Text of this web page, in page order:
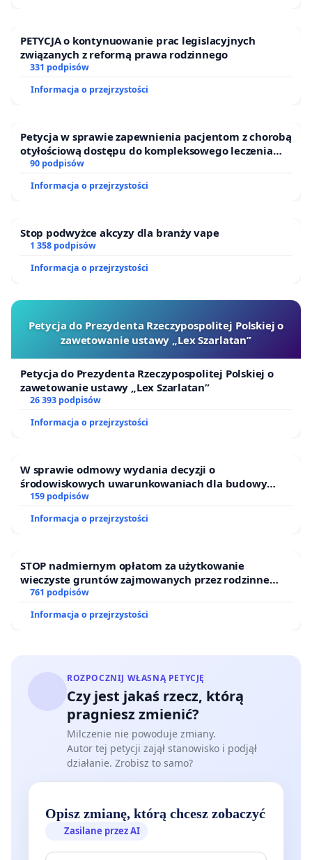
PETYCJA o kontynuowanie prac legislacyjnych
związanych z reformą prawa rodzinnego
331 podpisów
Informacja o przejrzystości
Petycja w sprawie zapewnienia pacjentom z chorobą
otyłościową dostępu do kompleksowego leczenia
oraz programów profilaktycznych.
90 podpisów
Informacja o przejrzystości
Stop podwyżce akcyzy dla branży vape
1 358 podpisów
Informacja o przejrzystości
Petycja do Prezydenta Rzeczypospolitej Polskiej o
zawetowanie ustawy „Lex Szarlatan”
Petycja do Prezydenta Rzeczypospolitej Polskiej o
zawetowanie ustawy „Lex Szarlatan”
26 393 podpisów
Informacja o przejrzystości
W sprawie odmowy wydania decyzji o
środowiskowych uwarunkowaniach dla budowy
zakładu wytwarzania biometanu „Krynki” w
Puszczy Knyszyńskiej
159 podpisów
Informacja o przejrzystości
STOP nadmiernym opłatom za użytkowanie
wieczyste gruntów zajmowanych przez rodzinne
ogrody działkowe.
761 podpisów
Informacja o przejrzystości
ROZPOCZNIJ WŁASNĄ PETYCJĘ
Czy jest jakaś rzecz, którą
pragniesz zmienić?
Milczenie nie powoduje zmiany.
Autor tej petycji zajął stanowisko i podjął
działanie. Zrobisz to samo?
Opisz zmianę, którą chcesz zobaczyć
Zasilane przez AI